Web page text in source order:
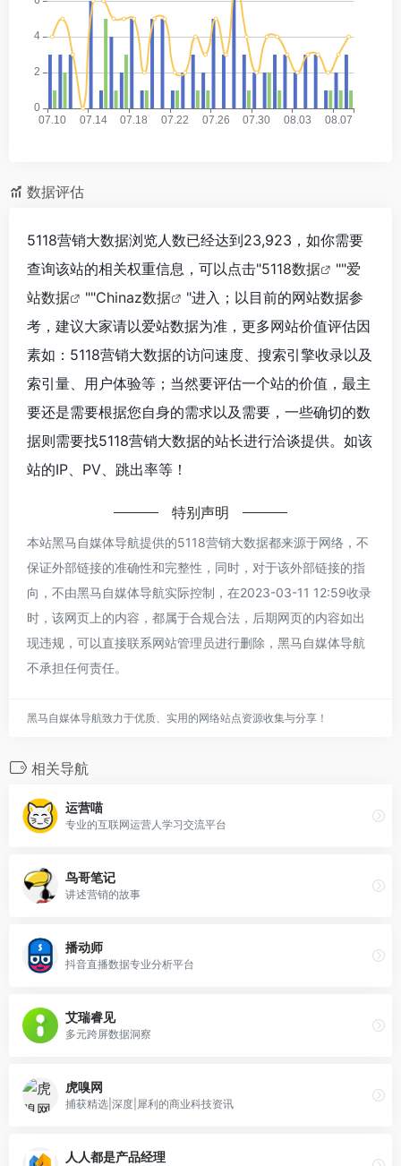
数据评估
5118营销大数据浏览人数已经达到23,923，如你需要
查询该站的相关权重信息，可以点击"5118数据 ""爱
站数据
""Chinaz数据
"进入；以目前的网站数据参
考，建议大家请以爱站数据为准，更多网站价值评估因
素如：5118营销大数据的访问速度、搜索引擎收录以及
索引量、用户体验等；当然要评估一个站的价值，最主
要还是需要根据您自身的需求以及需要，一些确切的数
据则需要找5118营销大数据的站长进行洽谈提供。如该
站的IP、PV、跳出率等！
特别声明
本站黑马自媒体导航提供的5118营销大数据都来源于网络，不
保证外部链接的准确性和完整性，同时，对于该外部链接的指
向，不由黑马自媒体导航实际控制，在2023-03-11 12:59收录
时，该网页上的内容，都属于合规合法，后期网页的内容如出
现违规，可以直接联系网站管理员进行删除，黑马自媒体导航
不承担任何责任。
黑马自媒体导航致力于优质、实用的网络站点资源收集与分享！
相关导航
运营喵
专业的互联网运营人学习交流平台
鸟哥笔记
讲述营销的故事
播动师
抖音直播数据专业分析平台
艾瑞睿见
多元跨屏数据洞察
虎嗅网
捕获精选|深度|犀利的商业科技资讯
人人都是产品经理